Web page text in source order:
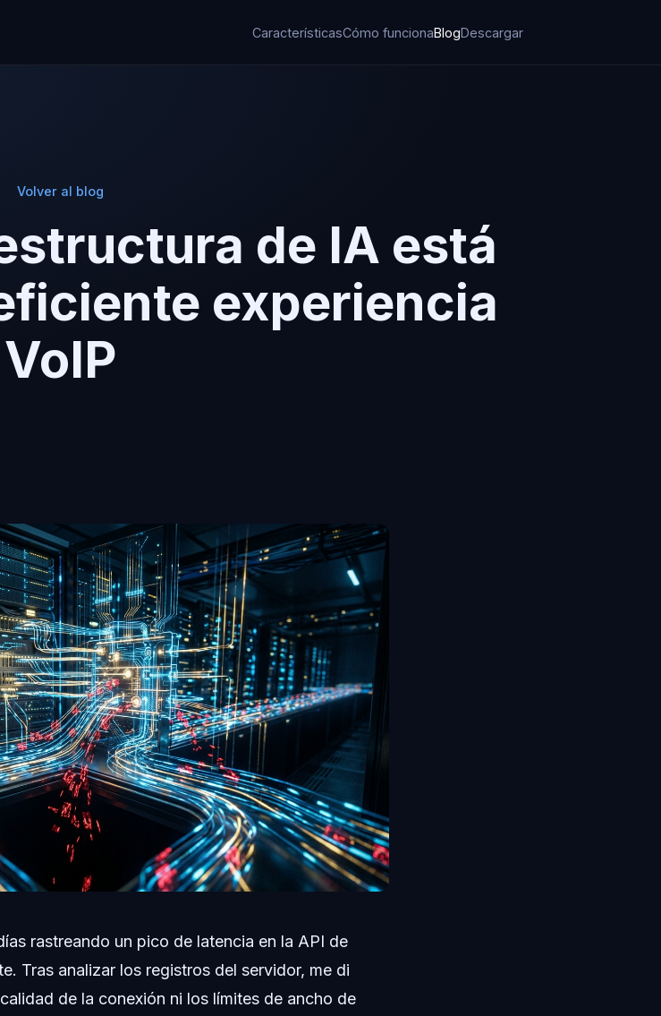
CaracterísticasCómo funcionaBlogDescargar
Volver al blog
de IA está
experiencia
VoIP
rastreando un pico de latencia en la API de
Tras analizar los registros del servidor, me di
de la conexión ni los límites de ancho de